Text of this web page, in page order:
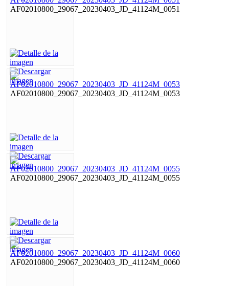
AF02010800_29067_20230403_JD_41124M_0051
AF02010800_29067_20230403_JD_41124M_0053
AF02010800_29067_20230403_JD_41124M_0055
AF02010800_29067_20230403_JD_41124M_0060